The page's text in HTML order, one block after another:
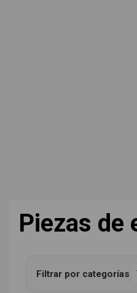
Piezas de
Filtrar por categorías